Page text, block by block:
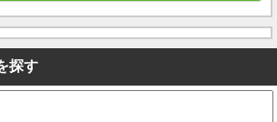
探す